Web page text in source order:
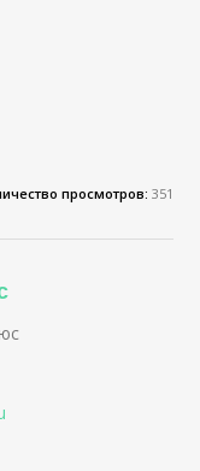
просмотров: 351